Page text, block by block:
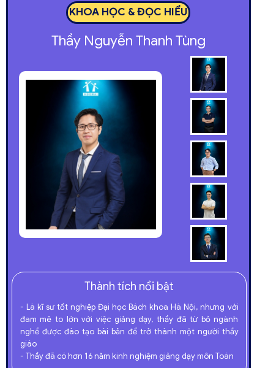
KHOA HỌC & ĐỌC HIỂU
Thầy Nguyễn Thanh Tùng
Thành tích nổi bật
- Là kĩ sư tốt nghiệp Đại học Bách khoa Hà Nội, nhưng với
đam mê to lớn với việc giảng dạy, thầy đã từ bỏ ngành
nghề được đào tạo bài bản để trở thành một người thầy
giáo
- Thầy đã có hơn 16 năm kinh nghiệm giảng dạy môn Toán